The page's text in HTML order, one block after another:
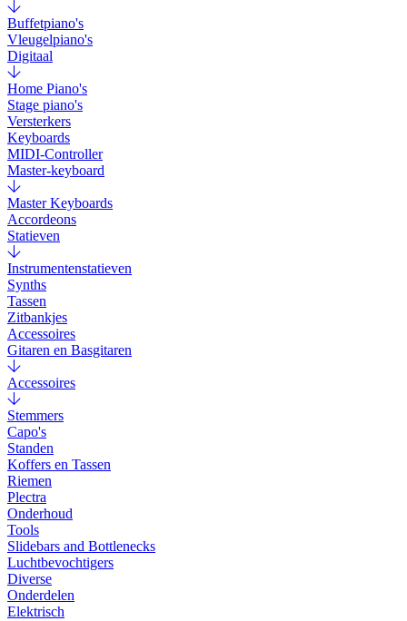
Buffetpiano's
Vleugelpiano's
Digitaal
Home Piano's
Stage piano's
Versterkers
Keyboards
MIDI-Controller
Master-keyboard
Master Keyboards
Accordeons
Statieven
Instrumentenstatieven
Synths
Tassen
Zitbankjes
Accessoires
Gitaren en Basgitaren
Accessoires
Stemmers
Capo's
Standen
Koffers en Tassen
Riemen
Plectra
Onderhoud
Tools
Slidebars and Bottlenecks
Luchtbevochtigers
Diverse
Onderdelen
Elektrisch